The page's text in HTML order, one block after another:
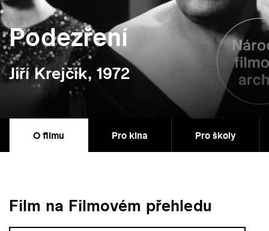
Podezření
Jiří Krejčík, 1972
O filmu Pro kina Pro školy
Film na Filmovém přehledu